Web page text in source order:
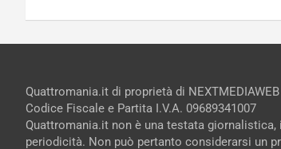
Quattromania.it di proprietà di
Codice Fiscale e Partita I.V.A. 09689341007
Quattromania.it non è una testata
periodicità. Non può pertanto considerarsi un